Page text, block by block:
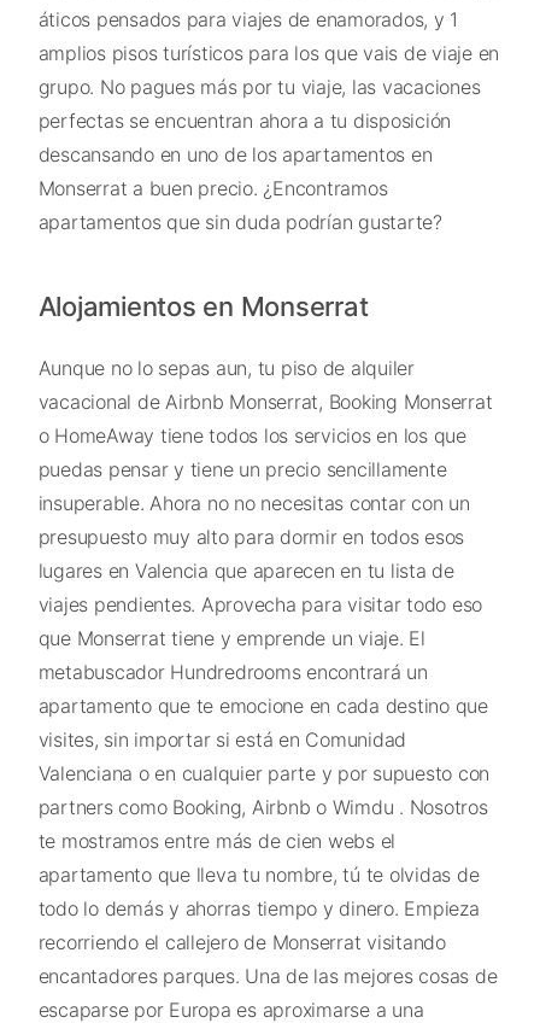
áticos pensados para viajes de enamorados, y 1
amplios pisos turísticos para los que vais de viaje en
grupo. No pagues más por tu viaje, las vacaciones
perfectas se encuentran ahora a tu disposición
descansando en uno de los apartamentos en
Monserrat a buen precio. ¿Encontramos
apartamentos que sin duda podrían gustarte?
Alojamientos en Monserrat
Aunque no lo sepas aun, tu piso de alquiler
vacacional de Airbnb Monserrat, Booking Monserrat
o HomeAway tiene todos los servicios en los que
puedas pensar y tiene un precio sencillamente
insuperable. Ahora no no necesitas contar con un
presupuesto muy alto para dormir en todos esos
lugares en Valencia que aparecen en tu lista de
viajes pendientes. Aprovecha para visitar todo eso
que Monserrat tiene y emprende un viaje. El
metabuscador Hundredrooms encontrará un
apartamento que te emocione en cada destino que
visites, sin importar si está en Comunidad
Valenciana o en cualquier parte y por supuesto con
partners como Booking, Airbnb o Wimdu . Nosotros
te mostramos entre más de cien webs el
apartamento que lleva tu nombre, tú te olvidas de
todo lo demás y ahorras tiempo y dinero. Empieza
recorriendo el callejero de Monserrat visitando
encantadores parques. Una de las mejores cosas de
escaparse por Europa es aproximarse a una